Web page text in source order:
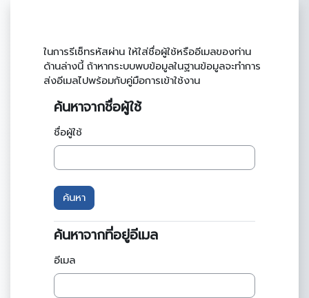
ในการรีเซ็ทรหัสผ่าน ให้ใส่ชื่อผู้ใช้หรืออีเมลของท่าน
ด้านล่างนี้ ถ้าหากระบบพบข้อมูลในฐานข้อมูลจะทำการ
ส่งอีเมลไปพร้อมกับคู่มือการเข้าใช้งาน
ค้นหาจากชื่อผู้ใช้
ค้นหาจากชื่อผู้ใช้
ชื่อผู้ใช้
ค้นหาจากที่อยู่อีเมล
ค้นหาจากที่อยู่อีเมล
อีเมล